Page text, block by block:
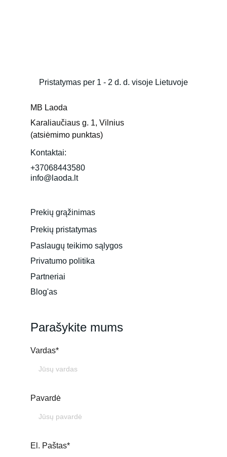
Parašykite mums
Vardas*
Pavardė
El. Paštas*
MB Laoda
Karaliaučiaus g. 1, Vilnius
(atsiėmimo punktas)
Kontaktai:
+37068443580
info@laoda.lt
Paslaugų teikimo sąlygos
Prekių grąžinimas
Prekių pristatymas
Privatumo politika
Pristatymas per 1 - 2 d. d. visoje Lietuvoje
Partneriai
Blog'as